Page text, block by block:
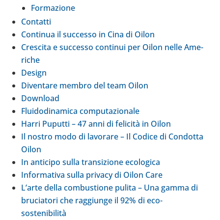
For­ma­zione
Con­tatti
Con­ti­nua il suc­cesso in Cina di Oilon
Cre­scita e suc­cesso con­ti­nui per Oilon nelle Ame­
ri­che
Design
Diven­tare membro del team Oilon
Down­load
Flui­do­di­na­mica com­pu­ta­zio­nale
Harri Puputti – 47 anni di felicità in Oilon
Il nostro modo di lavo­rare – Il Codice di Con­dotta
Oilon
In anti­cipo sulla tran­si­zione eco­lo­gica
Infor­ma­tiva sulla privacy di Oilon Care
L’arte della com­bu­stione pulita – Una gamma di
bru­cia­tori che rag­giunge il 92% di eco-​
sostenibilità